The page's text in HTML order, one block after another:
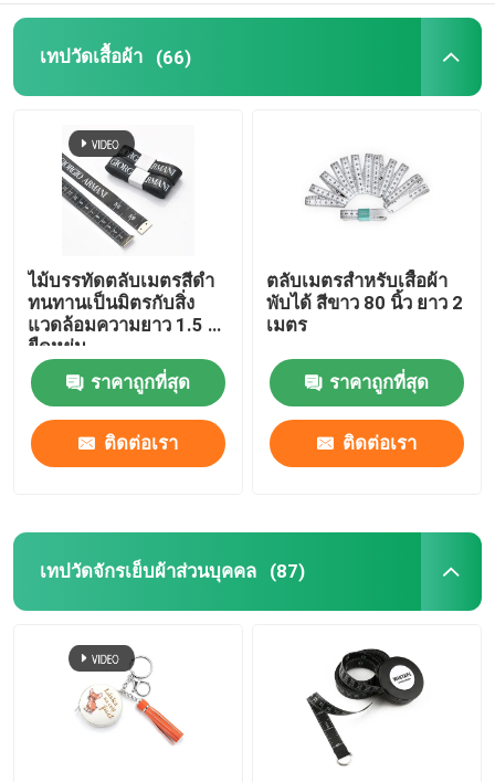
เทปวัดเสื้อผ้า (66)
ไม้บรรทัดตลับเมตรสีดำ
ทนทานเป็นมิตรกับสิ่ง
แวดล้อมความยาว 1.5 ม.
ยืดหยุ่น
ราคาถูกที่สุด
ติดต่อเรา
ตลับเมตรสำหรับเสื้อผ้า
พับได้ สีขาว 80 นิ้ว ยาว 2
เมตร
ราคาถูกที่สุด
ติดต่อเรา
เทปวัดจักรเย็บผ้าส่วนบุคคล (87)